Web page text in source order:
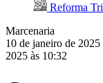
Reforma
Marcenaria
10 de janeiro de 2025
2025 às 10:32